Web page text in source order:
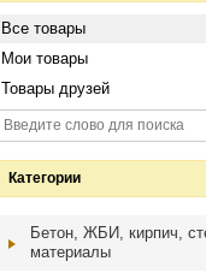
Все товары
Мои товары
Товары друзей
Категории
Бетон, ЖБИ, кирпич,
материалы